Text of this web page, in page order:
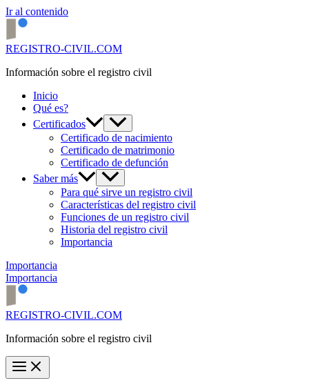
Ir al contenido
REGISTRO-CIVIL.COM
Información sobre el registro civil
Inicio
Qué es?
Certificados
Certificado de nacimiento
Certificado de matrimonio
Certificado de defunción
Saber más
Para qué sirve un registro civil
Características del registro civil
Funciones de un registro civil
Historia del registro civil
Importancia
Importancia
Importancia
REGISTRO-CIVIL.COM
Información sobre el registro civil